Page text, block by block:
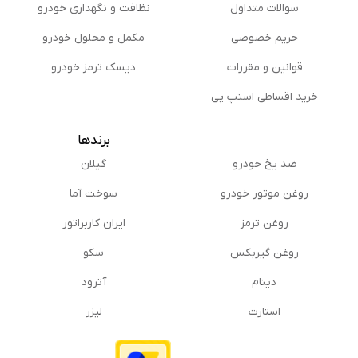
شركت ايساكو با دارا بودن فروشگاه هاى مجاز در سطح
شهرهاى بزرگ به عنوان بزرگترين شبكه فروش لوازم يدكى
موتورى، برقى و جلوبندى شناخته ميشود. علاوه بر
محصولات ايساكو ، براى لوازم خودرو دنا ميتوانيد از قطعات
،CONTINENTL ،BOSCH و همينطور برندهاى مطرح ايرانى
مانند اميرنيا ، ايران كاربراتور ، سوخت آما و سبزوار نيز
استفاده كنيد.
راهنمای خرید اینترنتی لوازم یدکی دنا
سوالات متداول
حریم خصوصی
قوانین و مقررات
خرید اقساطی اسنپ پی
نظافت و نگهداری خودرو
مكمل و محلول خودرو
دیسک ترمز خودرو
ضد یخ خودرو
روغن موتور خودرو
روغن ترمز
روغن گیربكس
دینام
استارت
برندها
گیلان
سوخت آما
ایران کاربراتور
سکو
آترود
لیزر